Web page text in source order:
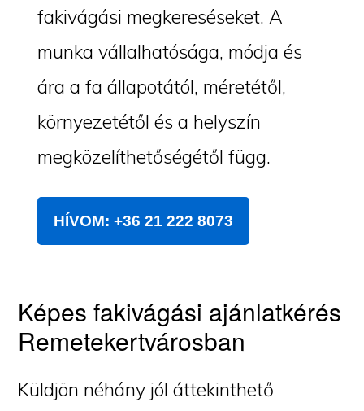
fakivágási megkereséseket. A
munka vállalhatósága, módja és
ára a fa állapotától, méretétől,
környezetétől és a helyszín
megközelíthetőségétől függ.
HÍVOM: +36 21 222 8073
Képes fakivágási ajánlatkérés
Remetekertvárosban
Küldjön néhány jól áttekinthető